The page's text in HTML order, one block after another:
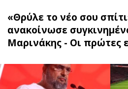
«Θρύλε το νέο σου
ανακοίνωσε
Μαρινάκης - Οι πρώτες